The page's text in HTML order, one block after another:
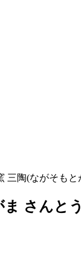
三陶(ながそもと
ま さんと